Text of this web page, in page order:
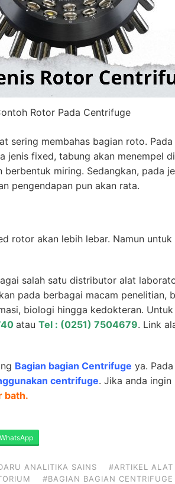
Rotor Pada Centrifuge
sering membahas bagian roto. Pada
jenis fixed, tabung akan menempel
berbentuk miring. Sedangkan, pada
pengendapan pun akan rata.
rotor akan lebih lebar. Namun
salah satu distributor alat
pada berbagai macam penelitian,
biologi hingga kedokteran.
atau Tel : (0251) 7504679. Link
Bagian bagian Centrifuge ya.
centrifuge. Jika anda
bath.
WhatsApp
ANALITIKA SAINS
#ARTIKEL
#BAGIAN BAGIAN CENTRIFUGE